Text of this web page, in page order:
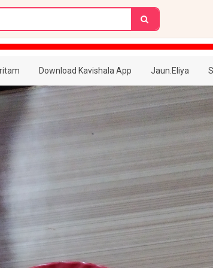
Download Kavishala App Jaun.Eliya